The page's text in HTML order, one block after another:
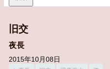
旧交
夜長
2015年10月08日